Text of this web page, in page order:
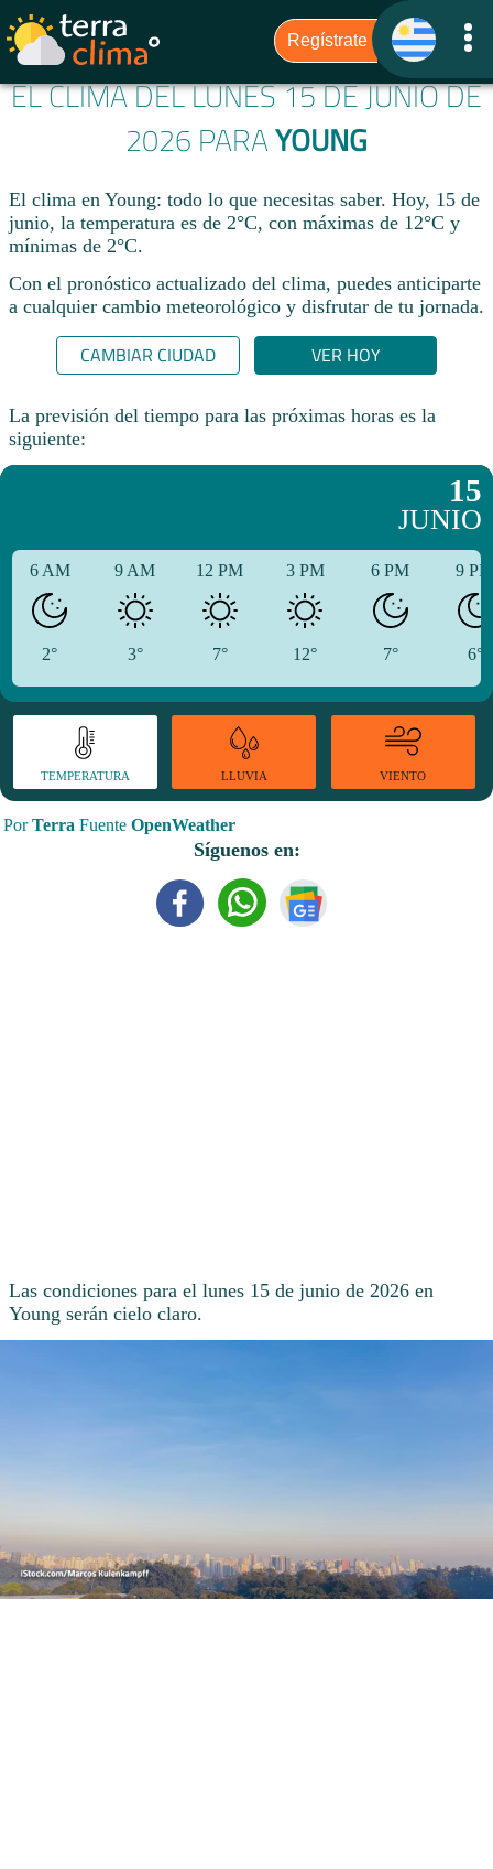
EL CLIMA DEL LUNES 15 DE JUNIO DE
2026 PARAYOUNG
El clima en Young: todo lo que necesitas saber. Hoy, 15 de
junio, la temperatura es de 2°C, con máximas de 12°C y
mínimas de 2°C.
Con el pronóstico actualizado del clima, puedes anticiparte
a cualquier cambio meteorológico y disfrutar de tu jornada.​
CAMBIAR CIUDAD VER HOY
La previsión del tiempo para las próximas horas es la
siguiente:
15
JUNIO
6 AM
2°
9 AM
3°
12 PM
7°
3 PM
12°
6 PM
7°
9
6°
TEMPERATURA LLUVIA VIENTO
PorTerra Fuente OpenWeather
Síguenos en:
Las condiciones para el lunes 15 de junio de 2026 en
Young serán cielo claro.